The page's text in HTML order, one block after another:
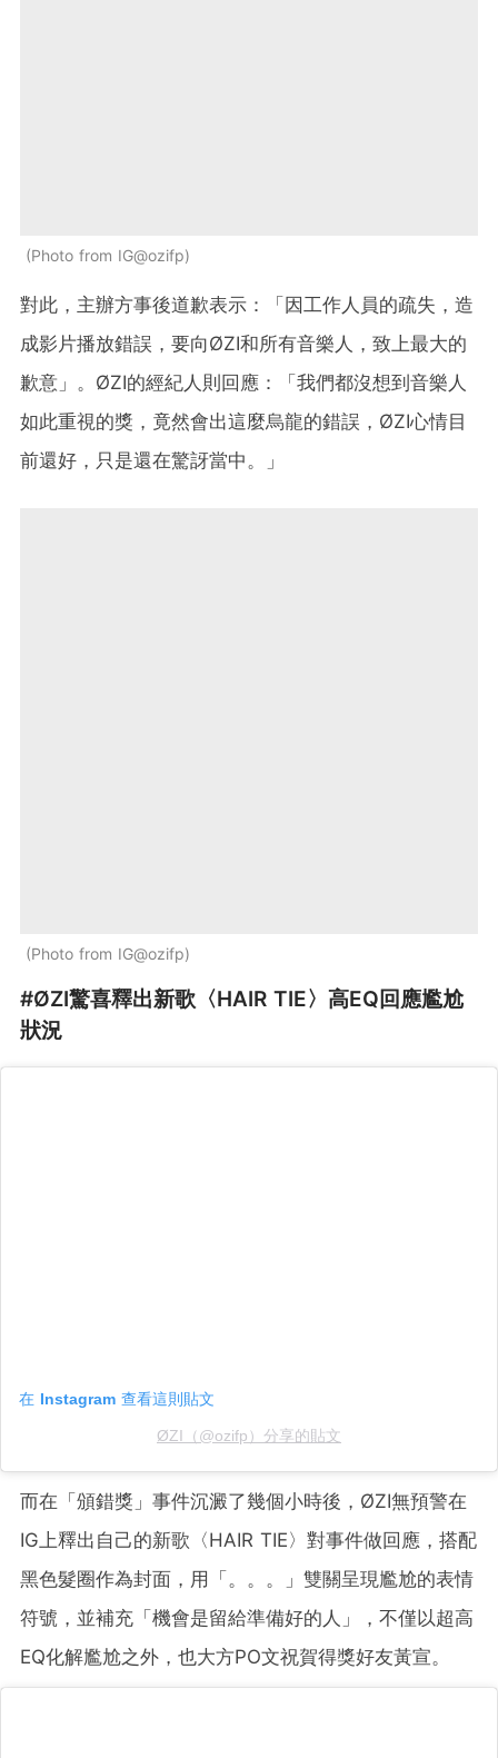
Photo from IG@ozifp
對此，主辦方事後道歉表示：「因工作人員的疏失，造
成影片播放錯誤，要向ØZI和所有音樂人，致上最大的
歉意」。ØZI的經紀人則回應：「我們都沒想到音樂人
如此重視的獎，竟然會出這麼烏龍的錯誤，ØZI心情目
前還好，只是還在驚訝當中。」
Photo from IG@ozifp
#ØZI驚喜釋出新歌〈HAIR TIE〉高EQ回應尷尬
狀況
在 Instagram 查看這則貼文
ØZI（@ozifp）分享的貼文
而在「頒錯獎」事件沉澱了幾個小時後，ØZI無預警在
IG上釋出自己的新歌〈HAIR TIE〉對事件做回應，搭配
黑色髮圈作為封面，用「。。。」雙關呈現尷尬的表情
符號，並補充「機會是留給準備好的人」，不僅以超高
EQ化解尷尬之外，也大方PO文祝賀得獎好友黃宣。